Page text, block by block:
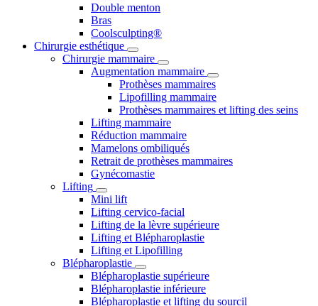
Double menton
Bras
Coolsculpting®
Chirurgie esthétique
Chirurgie mammaire
Augmentation mammaire
Prothèses mammaires
Lipofilling mammaire
Prothèses mammaires et lifting des seins
Lifting mammaire
Réduction mammaire
Mamelons ombiliqués
Retrait de prothèses mammaires
Gynécomastie
Lifting
Mini lift
Lifting cervico-facial
Lifting de la lèvre supérieure
Lifting et Blépharoplastie
Lifting et Lipofilling
Blépharoplastie
Blépharoplastie supérieure
Blépharoplastie inférieure
Blépharoplastie et lifting du sourcil